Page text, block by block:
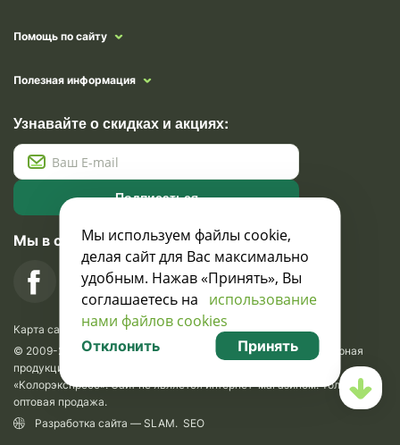
Помощь по сайту
Полезная информация
Узнавайте о скидках и акциях:
Подписаться
Мы в социальных сетях
Карта сайта
© 2009-2026 Krasavik.by. Сувениры оптом. Рекламно-сувенирная
продукция и сувениры с логотипом. УНН 100873745, ООО
«Колорэкспресс». Сайт не является интернет-магазином. Только
оптовая продажа.
Разработка сайта — SLAM. SEO
Мы используем файлы cookie,
делая сайт для Вас максимально
удобным. Нажав «Принять», Вы
соглашаетесь на использование
нами файлов cookies
Отклонить Принять